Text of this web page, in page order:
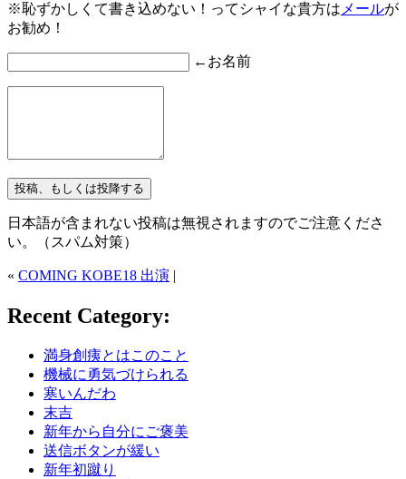
※恥ずかしくて書き込めない！ってシャイな貴方は メールが
お勧め！
←お名前
日本語が含まれない投稿は無視されますのでご注意くださ
い。（スパム対策）
« COMING KOBE18 出演 |
Recent Category:
満身創痍とはこのこと
機械に勇気づけられる
寒いんだわ
末吉
新年から自分にご褒美
送信ボタンが緩い
新年初蹴り